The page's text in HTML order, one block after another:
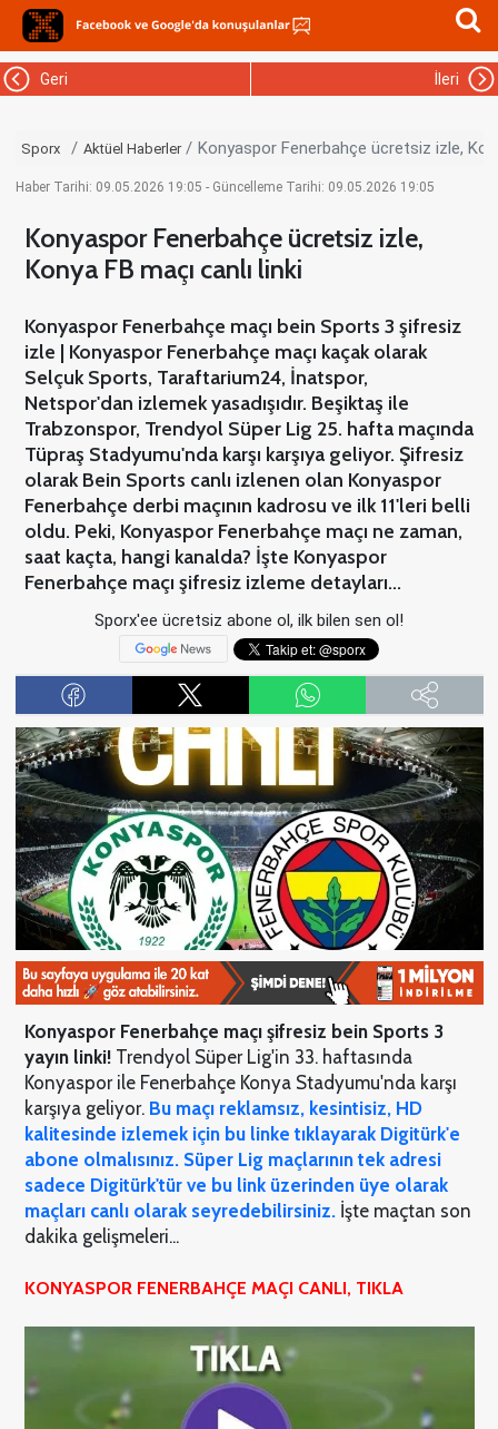
Geri İleri
Sporx Aktüel Haberler Konyaspor Fenerbahçe ücretsiz izle,
Haber Tarihi: 09.05.2026 19:05 - Güncelleme Tarihi: 09.05.2026 19:05
Konyaspor Fenerbahçe ücretsiz izle,
Konya FB maçı canlı linki
Konyaspor Fenerbahçe maçı bein Sports 3 şifresiz
izle | Konyaspor Fenerbahçe maçı kaçak olarak
Selçuk Sports, Taraftarium24, İnatspor,
Netspor'dan izlemek yasadışıdır. Beşiktaş ile
Trabzonspor, Trendyol Süper Lig 25. hafta maçında
Tüpraş Stadyumu'nda karşı karşıya geliyor. Şifresiz
olarak Bein Sports canlı izlenen olan Konyaspor
Fenerbahçe derbi maçının kadrosu ve ilk 11'leri belli
oldu. Peki, Konyaspor Fenerbahçe maçı ne zaman,
saat kaçta, hangi kanalda? İşte Konyaspor
Fenerbahçe maçı şifresiz izleme detayları...
Sporx'ee ücretsiz abone ol, ilk bilen sen ol!
Konyaspor Fenerbahçe maçı şifresiz bein Sports 3
yayın linki! Trendyol Süper Lig'in 33. haftasında
Konyaspor ile Fenerbahçe Konya Stadyumu'nda karşı
karşıya geliyor. Bu maçı reklamsız, kesintisiz, HD
kalitesinde izlemek için bu linke tıklayarak Digitürk'e
abone olmalısınız. Süper Lig maçlarının tek adresi
sadece Digitürk'tür ve bu link üzerinden üye olarak
maçları canlı olarak seyredebilirsiniz.İşte maçtan son
dakika gelişmeleri...
KONYASPOR FENERBAHÇE MAÇI CANLI, TIKLA